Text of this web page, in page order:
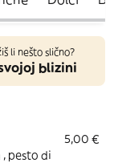
li nešto slično?
blizini
5,00 €
pesto di